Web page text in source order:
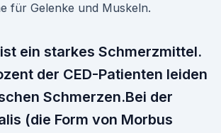
für Gelenke und Muskeln.
ein starkes Schmerzmittel.
der CED-Patienten leiden
Schmerzen.Bei der
(die Form von Morbus